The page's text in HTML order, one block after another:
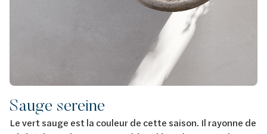
Sauge sereine
Le vert sauge est la couleur de cette saison. Il rayonne de